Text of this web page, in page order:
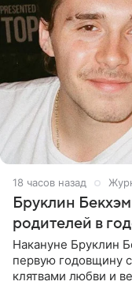
18 часов назад
Бруклин
родителей в
Накануне Бруклин
первую годовщину
клятвами любви и